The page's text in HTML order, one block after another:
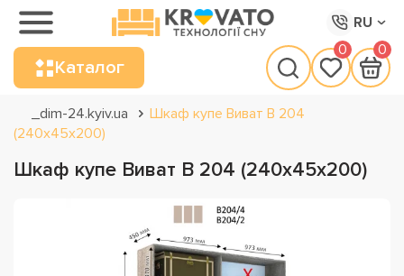
RU
Каталог
0 0
_dim-24.kyiv.ua
Шкаф купе Виват В 204
(240х45х200)
Шкаф купе Виват В 204 (240х45х200)